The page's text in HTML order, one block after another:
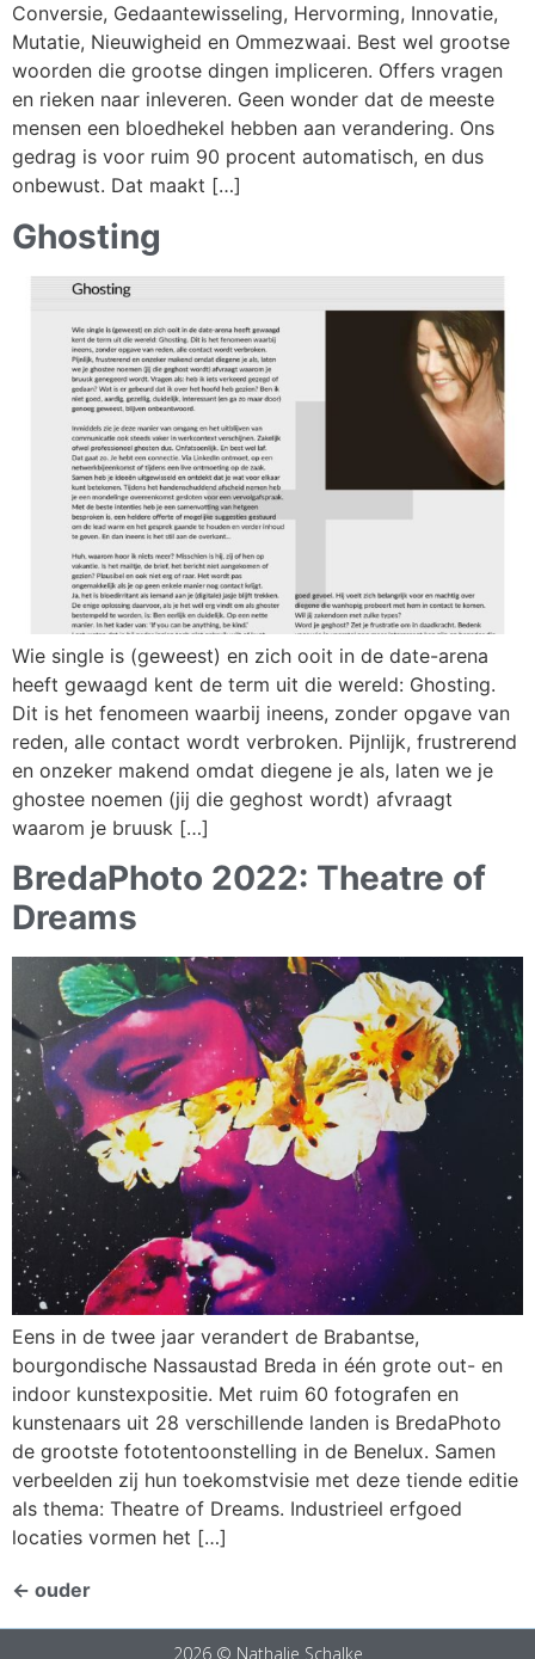
Conversie, Gedaantewisseling, Hervorming, Innovatie,
Mutatie, Nieuwigheid en Ommezwaai. Best wel grootse
woorden die grootse dingen impliceren. Offers vragen
en rieken naar inleveren. Geen wonder dat de meeste
mensen een bloedhekel hebben aan verandering. Ons
gedrag is voor ruim 90 procent automatisch, en dus
onbewust. Dat maakt […]
Ghosting
Wie single is (geweest) en zich ooit in de date-arena
heeft gewaagd kent de term uit die wereld: Ghosting.
Dit is het fenomeen waarbij ineens, zonder opgave van
reden, alle contact wordt verbroken. Pijnlijk, frustrerend
en onzeker makend omdat diegene je als, laten we je
ghostee noemen (jij die geghost wordt) afvraagt
waarom je bruusk […]
BredaPhoto 2022: Theatre of
Dreams
Eens in de twee jaar verandert de Brabantse,
bourgondische Nassaustad Breda in één grote out- en
indoor kunstexpositie. Met ruim 60 fotografen en
kunstenaars uit 28 verschillende landen is BredaPhoto
de grootste fototentoonstelling in de Benelux. Samen
verbeelden zij hun toekomstvisie met deze tiende editie
als thema: Theatre of Dreams. Industrieel erfgoed
locaties vormen het […]
← ouder
2026 © Nathalie Schalke